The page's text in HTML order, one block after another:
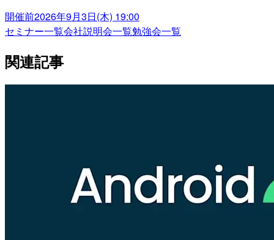
開催前2026年9月3日(木) 19:00
セミナー一覧会社説明会一覧勉強会一覧
関連記事